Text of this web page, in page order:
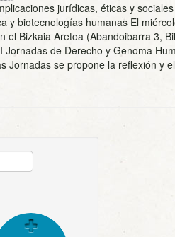
jurídicas, éticas y
y biotecnologías humanas El
el Bizkaia Aretoa (Abandoibarra 3,
Jornadas de Derecho y Genoma
Jornadas se propone la reflexión